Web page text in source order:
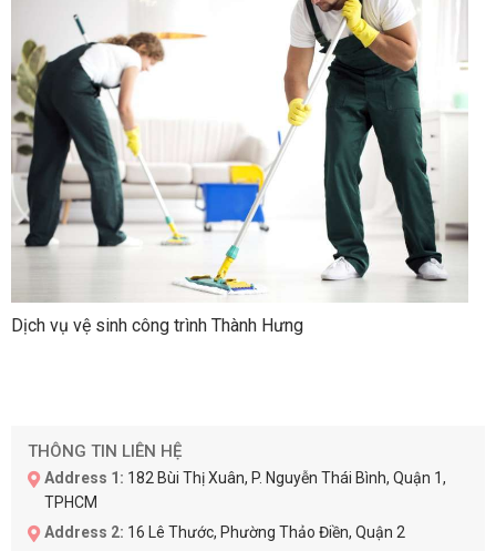
Dịch vụ vệ sinh công trình Thành Hưng
THÔNG TIN LIÊN HỆ
Address 1: 182 Bùi Thị Xuân, P. Nguyễn Thái Bình, Quận 1,
TPHCM
Address 2: 16 Lê Thước, Phường Thảo Điền, Quận 2